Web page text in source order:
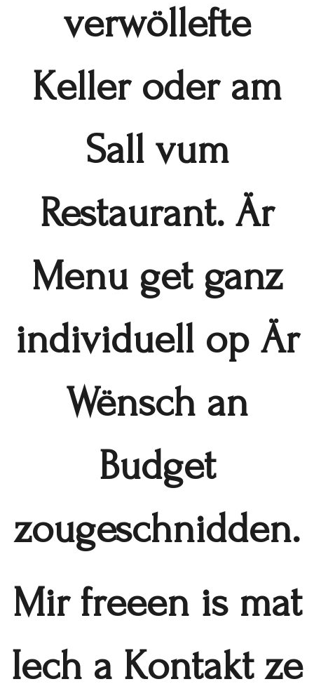
verwöllefte
Keller oder am
Sall vum
Restaurant. Är
Menu get ganz
individuell op Är
Wënsch an
Budget
zougeschnidden.
Mir freeen is mat
Iech a Kontakt ze